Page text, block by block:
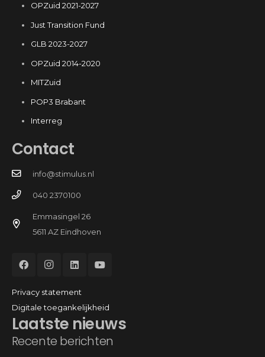
OPZuid 2021-2027
Just Transition Fund
GLB 2023-2027
OPZuid 2014-2020
MITZuid
POP3 Brabant
Interreg
Laatste nieuws
Recente berichten
Contact
info@stimulus.nl
040 2370100
Emmasingel 26
5611 AZ Eindhoven
Privacy statement
Digitale toegankelijkheid